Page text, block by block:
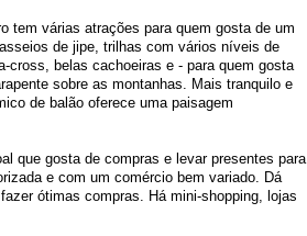
tem várias atrações para quem gosta de um
de jipe, trilhas com vários níveis de
cross, belas cachoeiras e - para quem gosta
sobre as montanhas. Mais tranquilo e
de balão oferece uma paisagem
que gosta de compras e levar presentes para
e com um comércio bem variado. Dá
ótimas compras. Há mini-shopping, lojas